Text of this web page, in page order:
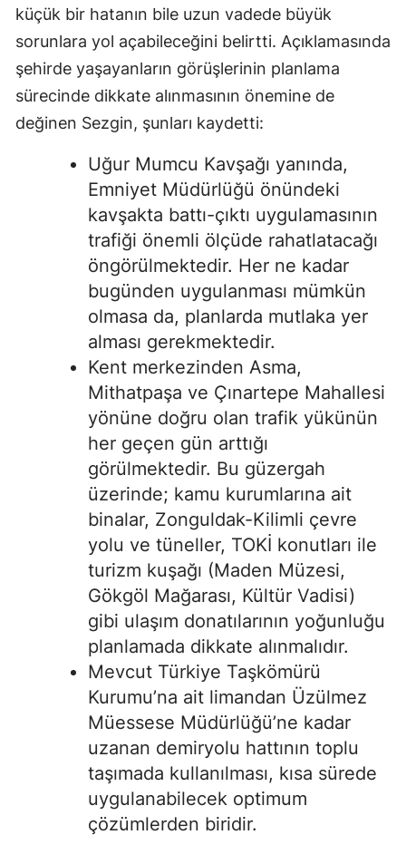
küçük bir hatanın bile uzun vadede büyük
sorunlara yol açabileceğini belirtti. Açıklamasında
şehirde yaşayanların görüşlerinin planlama
sürecinde dikkate alınmasının önemine de
değinen Sezgin, şunları kaydetti:
Uğur Mumcu Kavşağı yanında,
Emniyet Müdürlüğü önündeki
kavşakta battı-çıktı uygulamasının
trafiği önemli ölçüde rahatlatacağı
öngörülmektedir. Her ne kadar
bugünden uygulanması mümkün
olmasa da, planlarda mutlaka yer
alması gerekmektedir.
Kent merkezinden Asma,
Mithatpaşa ve Çınartepe Mahallesi
yönüne doğru olan trafik yükünün
her geçen gün arttığı
görülmektedir. Bu güzergah
üzerinde; kamu kurumlarına ait
binalar, Zonguldak-Kilimli çevre
yolu ve tüneller, TOKİ konutları ile
turizm kuşağı (Maden Müzesi,
Gökgöl Mağarası, Kültür Vadisi)
gibi ulaşım donatılarının yoğunluğu
planlamada dikkate alınmalıdır.
Mevcut Türkiye Taşkömürü
Kurumu’na ait limandan Üzülmez
Müessese Müdürlüğü’ne kadar
uzanan demiryolu hattının toplu
taşımada kullanılması, kısa sürede
uygulanabilecek optimum
çözümlerden biridir.